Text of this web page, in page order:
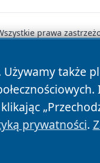
Używamy
prywatności.
prawa
Polityka